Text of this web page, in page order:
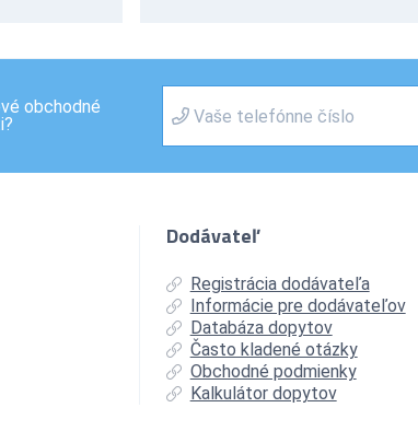
obchodné
Dodávateľ
Registrácia dodávateľa
Informácie pre dodávateľov
Databáza dopytov
Často kladené otázky
Obchodné podmienky
Kalkulátor dopytov